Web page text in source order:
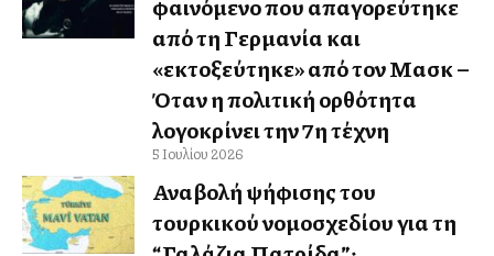
φαινόμενο που απαγορεύτηκε
από τη Γερμανία και
«εκτοξεύτηκε» από τον Μασκ –
Όταν η πολιτική ορθότητα
λογοκρίνει την 7η τέχνη
5 Ιουλίου 2026
Αναβολή ψήφισης του
τουρκικού νομοσχεδίου για τη